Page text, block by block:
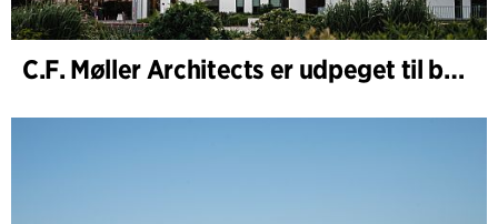
C.F. Møller Architects er udpeget til bygherrerådgiver i udvidelsen af Varde Rådhus